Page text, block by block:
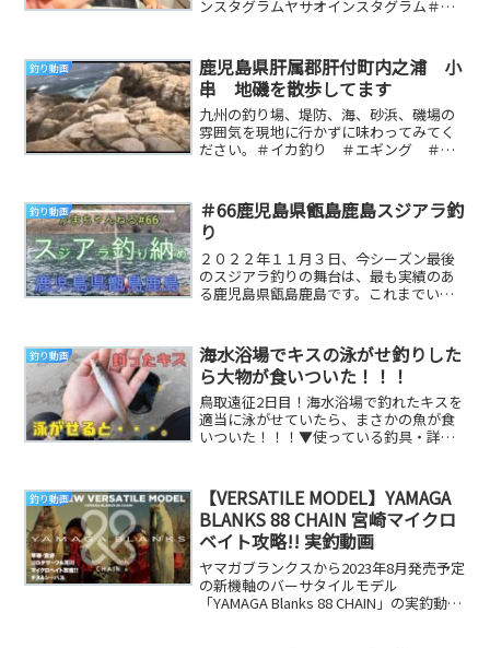
ンスタグラムヤサオインスタグラム＃山
釣り動画
鹿児島県肝属郡肝付町内之浦 小
串 地磯を散歩してます
九州の釣り場、堤防、海、砂浜、磯場の
雰囲気を現地に行かずに味わってみてく
ださい。＃イカ釣り ＃エギング ＃釣
釣り動画
＃66鹿児島県甑島鹿島スジアラ釣
り
２０２２年１１月３日、今シーズン最後
のスジアラ釣りの舞台は、最も実績のあ
る鹿児島県甑島鹿島です。これまでいい
釣り動画
海水浴場でキスの泳がせ釣りした
ら大物が食いついた！！！
鳥取遠征2日目！海水浴場で釣れたキスを
適当に泳がせていたら、まさかの魚が食
いついた！！！▼使っている釣具・詳細
釣り動画
【VERSATILE MODEL】YAMAGA
BLANKS 88 CHAIN 宮崎マイクロ
ベイト攻略!! 実釣動画
ヤマガブランクスから2023年8月発売予定
の新機軸のバーサタイルモデル
「YAMAGA Blanks 88 CHAIN」の実釣動画